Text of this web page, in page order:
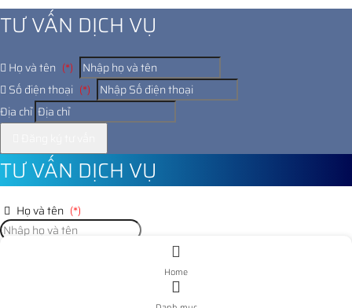
TƯ VẤN DỊCH VỤ
Họ và tên (*)
Số điện thoại (*)
Địa chỉ
TƯ VẤN DỊCH VỤ
Họ và tên (*)
Home